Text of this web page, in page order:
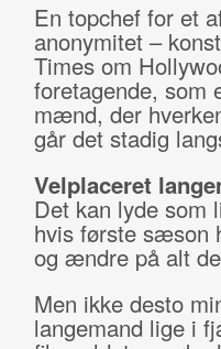
En topchef for et
anonymitet –
Times om
foretagende, som
mænd, der
går det stadig
Velplaceret
Det kan lyde som
hvis første sæson
og ændre på alt
Men ikke desto
langemand lige i